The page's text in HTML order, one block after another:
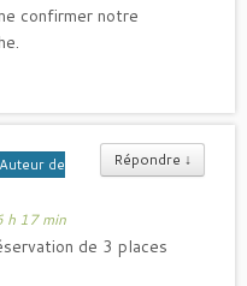
confirmer notre
Répondre ↓
Auteur de
h 17 min
de 3 places